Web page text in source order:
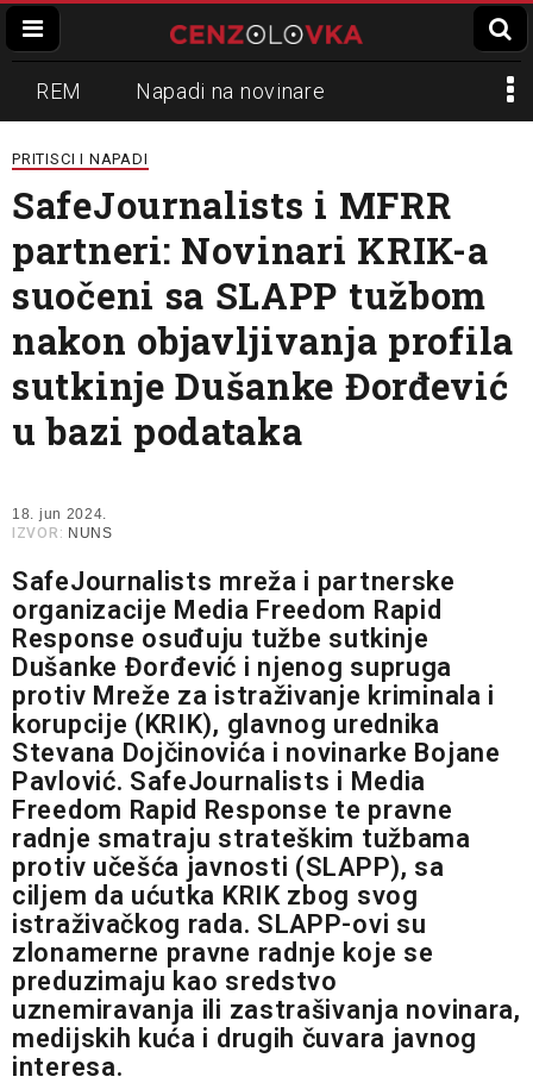
REM Napadi na novinare
Zvučni top
Propaganda Lokalni mediji
Informer Slavko Ćuruvija
PRITISCI I NAPADI
SafeJournalists i MFRR
partneri: Novinari KRIK-a
suočeni sa SLAPP tužbom
nakon objavljivanja profila
sutkinje Dušanke Đorđević
u bazi podataka
18. jun 2024.
IZVOR: NUNS
SafeJournalists mreža i partnerske
organizacije Media Freedom Rapid
Response osuđuju tužbe sutkinje
Dušanke Đorđević i njenog supruga
protiv Mreže za istraživanje kriminala i
korupcije (KRIK), glavnog urednika
Stevana Dojčinovića i novinarke Bojane
Pavlović. SafeJournalists i Media
Freedom Rapid Response te pravne
radnje smatraju strateškim tužbama
protiv učešća javnosti (SLAPP), sa
ciljem da ućutka KRIK zbog svog
istraživačkog rada. SLAPP-ovi su
zlonamerne pravne radnje koje se
preduzimaju kao sredstvo
uznemiravanja ili zastrašivanja novinara,
medijskih kuća i drugih čuvara javnog
interesa.